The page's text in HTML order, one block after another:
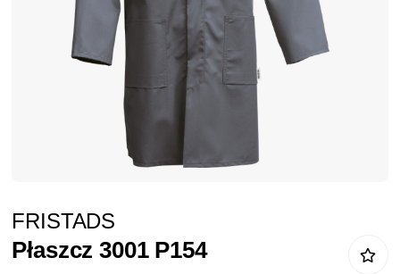
na
początek
FRISTADS
Płaszcz 3001 P154